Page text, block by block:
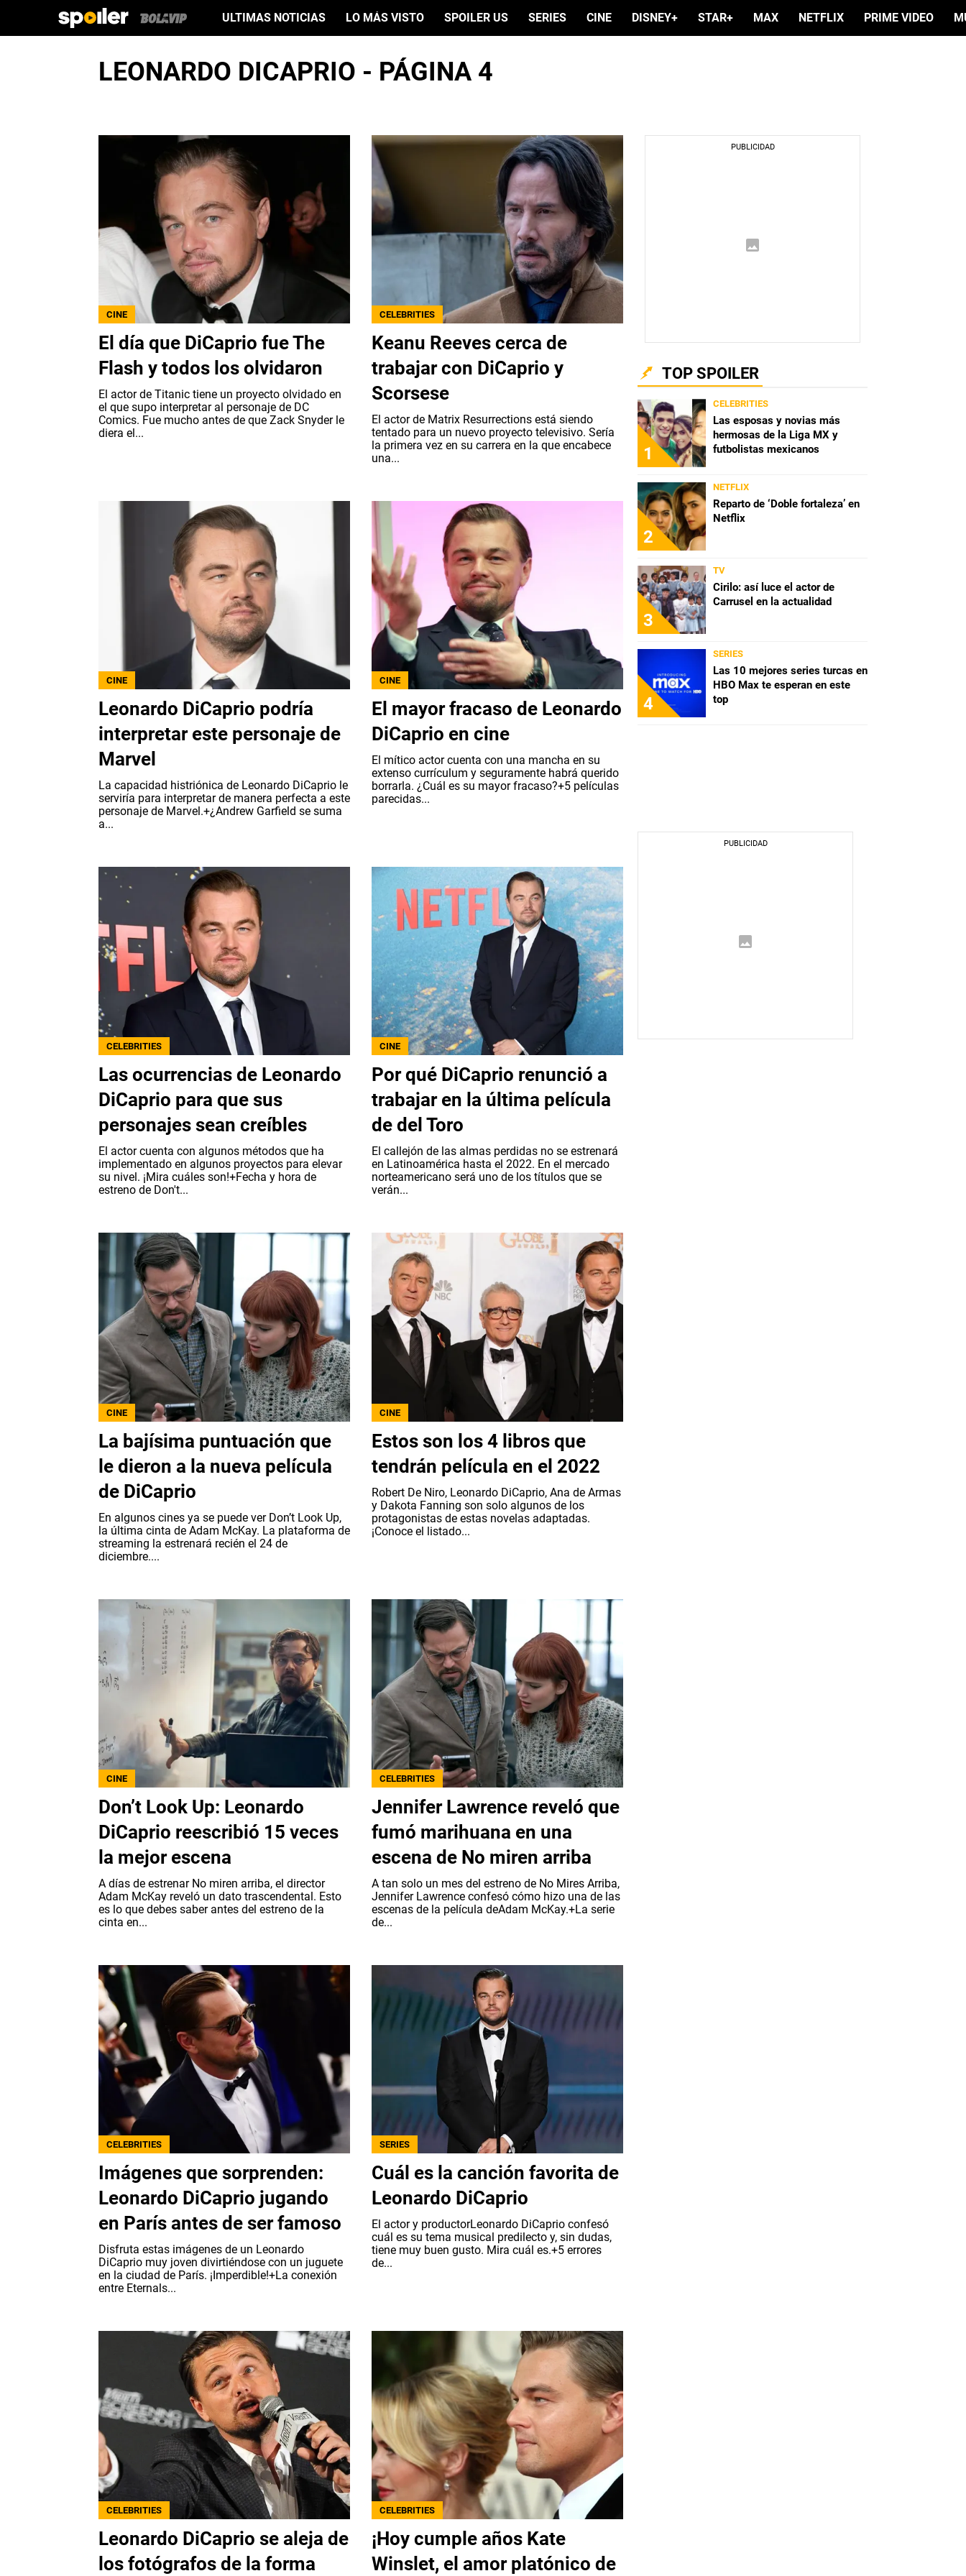
ULTIMAS NOTICIAS LO MÁS VISTO SPOILER US SERIES CINE DISNEY+ STAR+ MAX NETFLIX PRIME VIDEO
LEONARDO DICAPRIO - PÁGINA 4
CINE
El día que DiCaprio fue The
Flash y todos los olvidaron
El actor de Titanic tiene un proyecto olvidado en
el que supo interpretar al personaje de DC
Comics. Fue mucho antes de que Zack Snyder le
diera el...
CELEBRITIES
Keanu Reeves cerca de
trabajar con DiCaprio y
Scorsese
El actor de Matrix Resurrections está siendo
tentado para un nuevo proyecto televisivo. Sería
la primera vez en su carrera en la que encabece
una...
CINE
Leonardo DiCaprio podría
interpretar este personaje de
Marvel
La capacidad histriónica de Leonardo DiCaprio le
serviría para interpretar de manera perfecta a este
personaje de Marvel.+¿Andrew Garfield se suma
a...
CINE
El mayor fracaso de Leonardo
DiCaprio en cine
El mítico actor cuenta con una mancha en su
extenso currículum y seguramente habrá querido
borrarla. ¿Cuál es su mayor fracaso?+5 películas
parecidas...
CELEBRITIES
Las ocurrencias de Leonardo
DiCaprio para que sus
personajes sean creíbles
El actor cuenta con algunos métodos que ha
implementado en algunos proyectos para elevar
su nivel. ¡Mira cuáles son!+Fecha y hora de
estreno de Don't...
CINE
Por qué DiCaprio renunció a
trabajar en la última película
de del Toro
El callejón de las almas perdidas no se estrenará
en Latinoamérica hasta el 2022. En el mercado
norteamericano será uno de los títulos que se
verán...
CINE
La bajísima puntuación que
le dieron a la nueva película
de DiCaprio
En algunos cines ya se puede ver Don’t Look Up,
la última cinta de Adam McKay. La plataforma de
streaming la estrenará recién el 24 de
diciembre....
CINE
Estos son los 4 libros que
tendrán película en el 2022
Robert De Niro, Leonardo DiCaprio, Ana de Armas
y Dakota Fanning son solo algunos de los
protagonistas de estas novelas adaptadas.
¡Conoce el listado...
CINE
Don’t Look Up: Leonardo
DiCaprio reescribió 15 veces
la mejor escena
A días de estrenar No miren arriba, el director
Adam McKay reveló un dato trascendental. Esto
es lo que debes saber antes del estreno de la
cinta en...
CELEBRITIES
Jennifer Lawrence reveló que
fumó marihuana en una
escena de No miren arriba
A tan solo un mes del estreno de No Mires Arriba,
Jennifer Lawrence confesó cómo hizo una de las
escenas de la película deAdam McKay.+La serie
de...
CELEBRITIES
Imágenes que sorprenden:
Leonardo DiCaprio jugando
en París antes de ser famoso
Disfruta estas imágenes de un Leonardo
DiCaprio muy joven divirtiéndose con un juguete
en la ciudad de París. ¡Imperdible!+La conexión
entre Eternals...
SERIES
Cuál es la canción favorita de
Leonardo DiCaprio
El actor y productorLeonardo DiCaprio confesó
cuál es su tema musical predilecto y, sin dudas,
tiene muy buen gusto. Mira cuál es.+5 errores
de...
CELEBRITIES
Leonardo DiCaprio se aleja de
los fotógrafos de la forma
CELEBRITIES
¡Hoy cumple años Kate
Winslet, el amor platónico de
TOP SPOILER
1
CELEBRITIES
Las esposas y novias más
hermosas de la Liga MX y
futbolistas mexicanos
2
NETFLIX
Reparto de ‘Doble fortaleza’ en
Netflix
3
TV
Cirilo: así luce el actor de
Carrusel en la actualidad
4
SERIES
Las 10 mejores series turcas en
HBO Max te esperan en este
top